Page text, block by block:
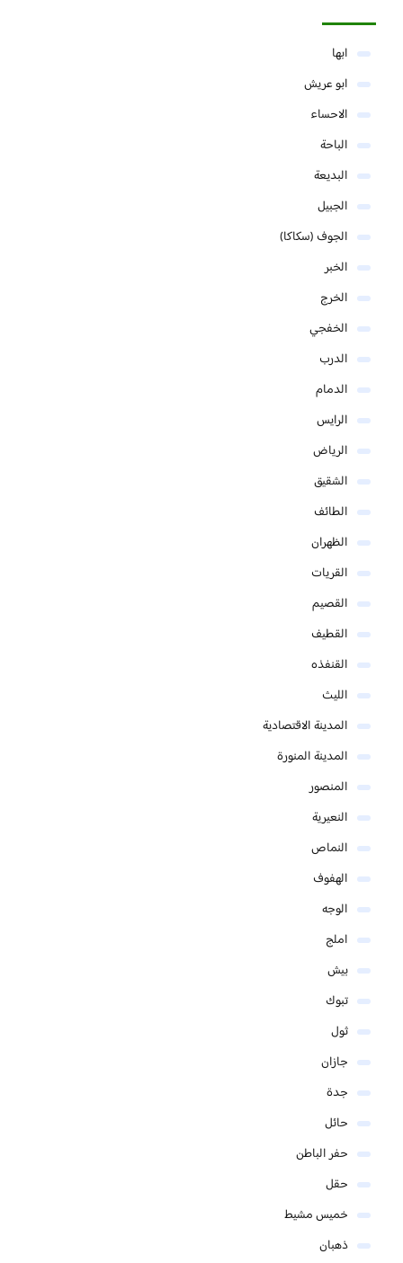
ابها
ابو عريش
الاحساء
الباحة
البديعة
الجبيل
الجوف (سكاكا)
الخبر
الخرج
الخفجي
الدرب
الدمام
الرايس
الرياض
الشقيق
الطائف
الظهران
القريات
القصيم
القطيف
القنفذه
الليث
المدينة الاقتصادية
المدينة المنورة
المنصور
النعيرية
النماص
الهفوف
الوجه
املج
بيش
تبوك
ثول
جازان
جدة
حائل
حفر الباطن
حقل
خميس مشيط
ذهبان